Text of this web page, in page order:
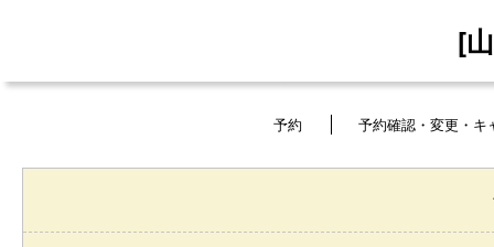
[
予約 予約確認・変更・キ